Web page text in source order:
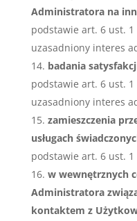
Administratora na
podstawie art. 6 ust.
uzasadniony interes
badania
podstawie art. 6 ust.
uzasadniony interes
zamieszczenia
usługach
podstawie art. 6 ust. 1
w wewnętrznych
Administratora
kontaktem z